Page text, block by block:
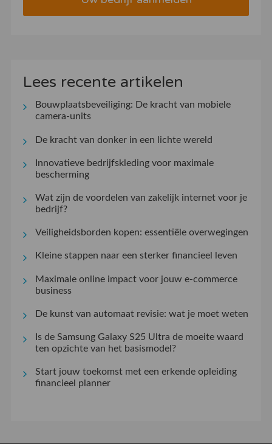
Lees recente artikelen
Bouwplaatsbeveiliging: De kracht van mobiele
camera-units
De kracht van donker in een lichte wereld
Innovatieve bedrijfskleding voor maximale
bescherming
Wat zijn de voordelen van zakelijk internet voor je
bedrijf?
Veiligheidsborden kopen: essentiële overwegingen
Kleine stappen naar een sterker financieel leven
Maximale online impact voor jouw e-commerce
business
De kunst van automaat revisie: wat je moet weten
Is de Samsung Galaxy S25 Ultra de moeite waard
ten opzichte van het basismodel?
Start jouw toekomst met een erkende opleiding
financieel planner